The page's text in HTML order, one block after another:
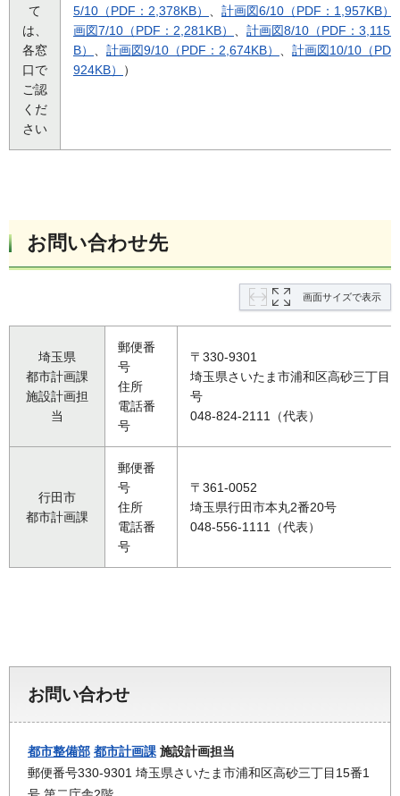
て
は、
各窓
口で
ご認
くだ
さい
5/10（PDF：2,378KB） 、 計画図6/10（PDF：1,957KB）
画図7/10（PDF：2,281KB） 、 計画図8/10（PDF：3,115K
B） 、 計画図9/10（PDF：2,674KB） 、 計画図10/10（
924KB）
）
お問い合わせ先
画面サイズで表示
埼玉県
都市計画課
施設計画担
当
郵便番
号
住所
電話番
号
〒330-9301
埼玉県さいたま市浦和区高砂三丁目
号
048-824-2111（代表）
行田市
都市計画課
郵便番
号
住所
電話番
号
〒361-0052
埼玉県行田市本丸2番20号
048-556-1111（代表）
お問い合わせ
都市整備部 都市計画課 施設計画担当
郵便番号330-9301 埼玉県さいたま市浦和区高砂三丁目15番1